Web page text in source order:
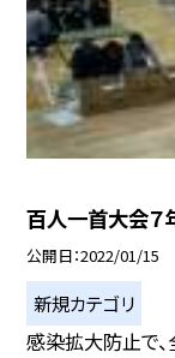
百人一首大会７
公開日 2022/01/15
新規カテゴリ
感染拡大防止で